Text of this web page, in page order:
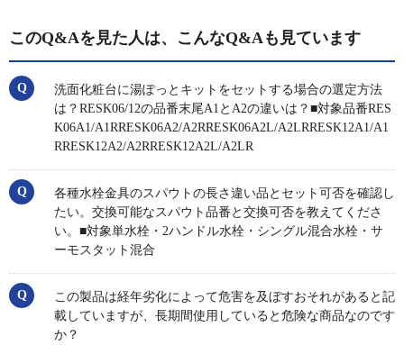
このQ&Aを見た人は、こんなQ&Aも見ています
洗面化粧台に湯ぽっとキットをセットする場合の選定方法
は？RESK06/12の品番末尾A1とA2の違いは？■対象品番RES
K06A1/A1RRESK06A2/A2RRESK06A2L/A2LRRESK12A1/A1
RRESK12A2/A2RRESK12A2L/A2LR
各種水栓金具のスパウトの長さ違い品とセット可否を確認し
たい。交換可能なスパウト品番と交換可否を教えてくださ
い。■対象単水栓・2ハンドル水栓・シングル混合水栓・サ
ーモスタット混合
この製品は経年劣化によって危害を及ぼすおそれがあると記
載していますが、長期間使用していると危険な商品なのです
か？